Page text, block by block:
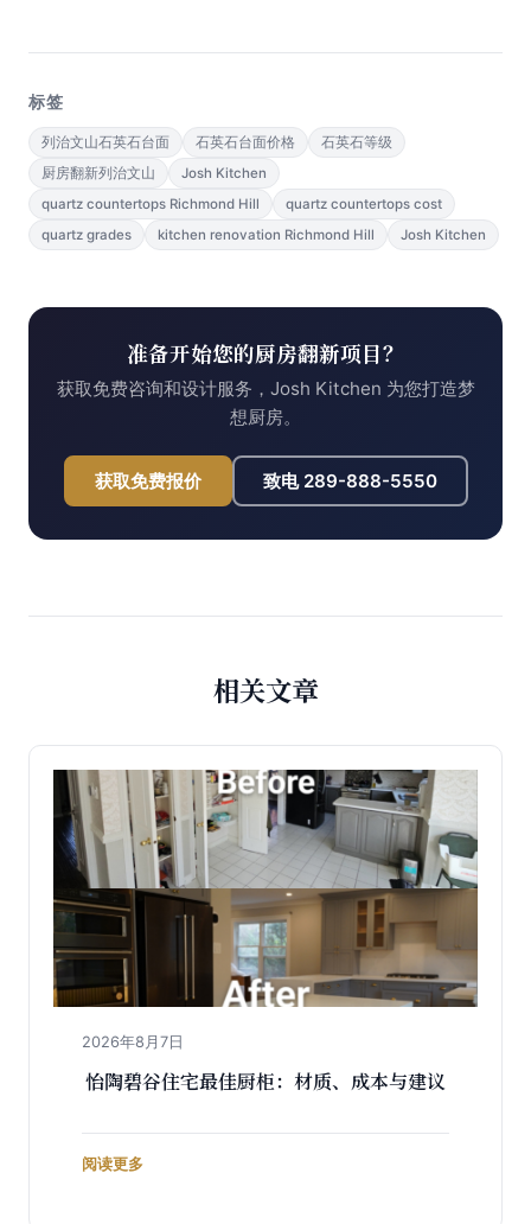
标签
列治文山石英石台面 石英石台面价格
石英石等级
厨房翻新列治文山
Josh Kitchen
quartz countertops Richmond Hill
quartz countertops cost
quartz grades
kitchen renovation Richmond Hill Josh Kitchen
准备开始您的厨房翻新项目？
获取免费咨询和设计服务，Josh Kitchen 为您打造梦
想厨房。
获取免费报价 致电 289-888-5550
相关文章
2026年8月7日
怡陶碧谷住宅最佳厨柜：材质、成本与建议
阅读更多